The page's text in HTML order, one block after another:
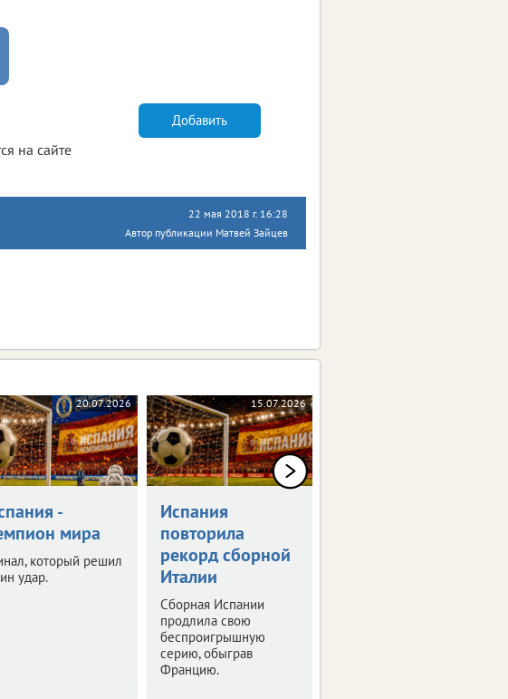
на сайте
Добавить
22 мая 2018 г. 16:28
Автор публикации Матвей Зайцев
20.07.2026
-
мира
который решил
удар.
15.07.2026
Испания
повторила
рекорд сборной
Италии
Сборная Испании
продлила свою
беспроигрышную
серию, обыграв
Францию.